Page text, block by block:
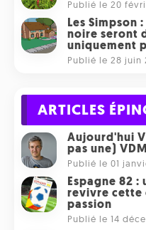
Publié le 20
Les Simpson
noire seront
uniquement
Publié le 28 juin
ARTICLES
Aujourd'hui
pas une)
Publié le 01
Espagne 82
revivre cette
passion
Publié le 14